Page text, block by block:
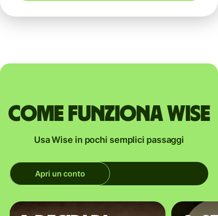
Come funziona Wise
Usa Wise in pochi semplici passaggi
Apri un conto